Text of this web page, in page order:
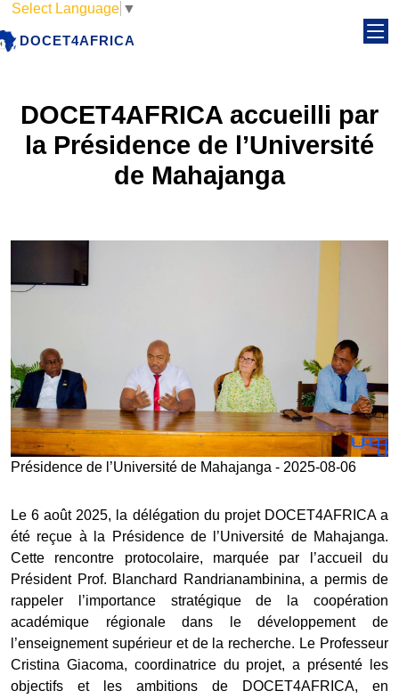
Select Language ▼
DOCET4AFRICA
DOCET4AFRICA accueilli par
la Présidence de l’Université
de Mahajanga
Présidence de l’Université de Mahajanga - 2025-08-06
Le 6 août 2025, la délégation du projet DOCET4AFRICA a
été reçue à la Présidence de l’Université de Mahajanga.
Cette rencontre protocolaire, marquée par l’accueil du
Président Prof. Blanchard Randrianambinina, a permis de
rappeler l’importance stratégique de la coopération
académique régionale dans le développement de
l’enseignement supérieur et de la recherche. Le Professeur
Cristina Giacoma, coordinatrice du projet, a présenté les
objectifs et les ambitions de DOCET4AFRICA, en